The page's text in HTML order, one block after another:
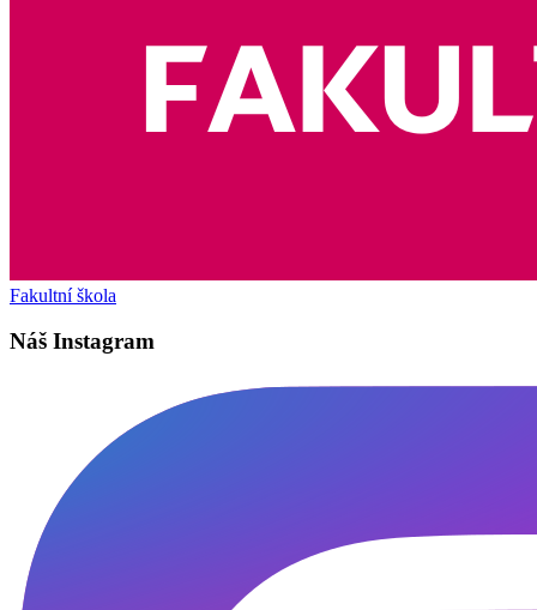
Fakultní škola
Náš Instagram